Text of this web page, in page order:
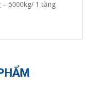
5000kg/ 1 tầng